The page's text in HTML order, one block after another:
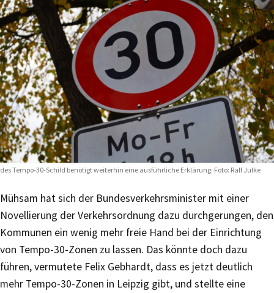
Tempo-30-Schild benötigt weiterhin eine ausführliche Erklärung. Foto: Ralf Julke
Mühsam hat sich der Bundesverkehrsminister mit einer
Novellierung der Verkehrsordnung dazu durchgerungen, den
Kommunen ein wenig mehr freie Hand bei der Einrichtung
von Tempo-30-Zonen zu lassen. Das könnte doch dazu
führen, vermutete Felix Gebhardt, dass es jetzt deutlich
mehr Tempo-30-Zonen in Leipzig gibt, und stellte eine